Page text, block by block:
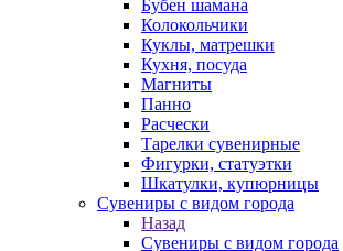
Бубен шамана
Колокольчики
Куклы, матрешки
Кухня, посуда
Магниты
Панно
Расчески
Тарелки сувенирные
Фигурки, статуэтки
Шкатулки, купюрницы
Сувениры с видом города
Назад
Сувениры с видом города